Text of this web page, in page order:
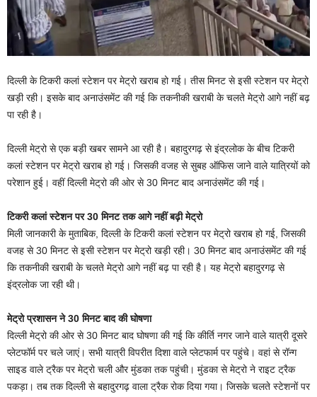
दिल्ली के टिकरी कलां स्टेशन पर मेट्रो खराब हो गई। तीस मिनट से इसी स्टेशन पर मेट्रो
खड़ी रही। इसके बाद अनाउंसमेंट की गई कि तकनीकी खराबी के चलते मेट्रो आगे नहीं बढ़
पा रही है।
दिल्ली मेट्रो से एक बड़ी खबर सामने आ रही है। बहादुरगढ़ से इंद्रलोक के बीच टिकरी
कलां स्टेशन पर मेट्रो खराब हो गई। जिसकी वजह से सुबह ऑफिस जाने वाले यात्रियों को
परेशान हुई। वहीं दिल्ली मेट्रो की ओर से 30 मिनट बाद अनाउंसमेंट की गई।
टिकरी कलां स्टेशन पर 30 मिनट तक आगे नहीं बढ़ी मेट्रो
मिली जानकारी के मुताबिक, दिल्ली के टिकरी कलां स्टेशन पर मेट्रो खराब हो गई, जिसकी
वजह से 30 मिनट से इसी स्टेशन पर मेट्रो खड़ी रही। 30 मिनट बाद अनाउंसमेंट की गई
कि तकनीकी खराबी के चलते मेट्रो आगे नहीं बढ़ पा रही है। यह मेट्रो बहादुरगढ़ से
इंद्रलोक जा रही थी।
मेट्रो प्रशासन ने 30 मिनट बाद की घोषणा
दिल्ली मेट्रो की ओर से 30 मिनट बाद घोषणा की गई कि कीर्ति नगर जाने वाले यात्री दूसरे
प्लेटफॉर्म पर चले जाएं। सभी यात्री विपरीत दिशा वाले प्लेटफार्म पर पहुंचे। वहां से रॉन्ग
साइड वाले ट्रैक पर मेट्रो चली और मुंडका तक पहुंची। मुंडका से मेट्रो ने राइट ट्रैक
पकड़ा। तब तक दिल्ली से बहादुरगढ़ वाला ट्रैक रोक दिया गया। जिसके चलते स्टेशनों पर